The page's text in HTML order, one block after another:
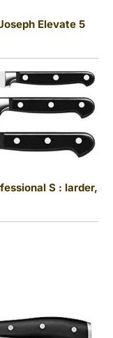
Elevate 5
S : larder,